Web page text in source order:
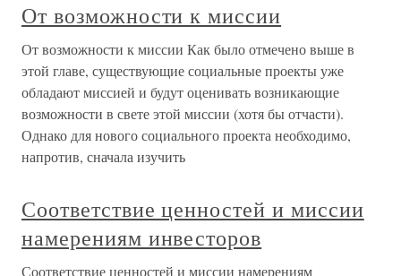
От возможности к миссии
От возможности к миссии Как было отмечено выше в
этой главе, существующие социальные проекты уже
обладают миссией и будут оценивать возникающие
возможности в свете этой миссии (хотя бы отчасти).
Однако для нового социального проекта необходимо,
напротив, сначала изучить
Соответствие ценностей и миссии
намерениям инвесторов
Соответствие ценностей и миссии намерениям